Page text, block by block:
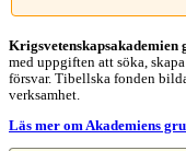
Krigsvetenskap­sakademien
med uppgiften att söka,
försvar. Tibellska fonden
verksamhet.
Läs mer om Akademiens